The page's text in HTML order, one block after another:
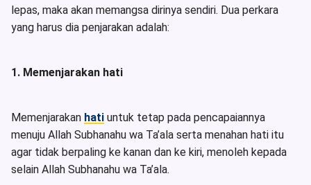
lepas, maka akan memangsa dirinya sendiri. Dua perkara
yang harus dia penjarakan adalah:
1. Memenjarakan hati
Memenjarakan hati untuk tetap pada pencapaiannya
menuju Allah Subhanahu wa Ta’ala serta menahan hati itu
agar tidak berpaling ke kanan dan ke kiri, menoleh kepada
selain Allah Subhanahu wa Ta’ala.